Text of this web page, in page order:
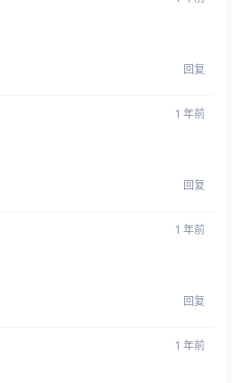
回复
1 年前
回复
1 年前
回复
1 年前